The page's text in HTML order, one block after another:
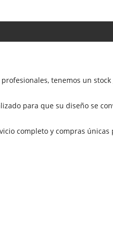
tenemos un
para que su diseño se
completo y compras únicas